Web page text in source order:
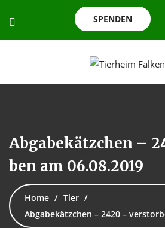
SPENDEN
Abgabekätzchen –
ben am 06.08.2019
Home
Tier
Abgabekätzchen – 2420 –